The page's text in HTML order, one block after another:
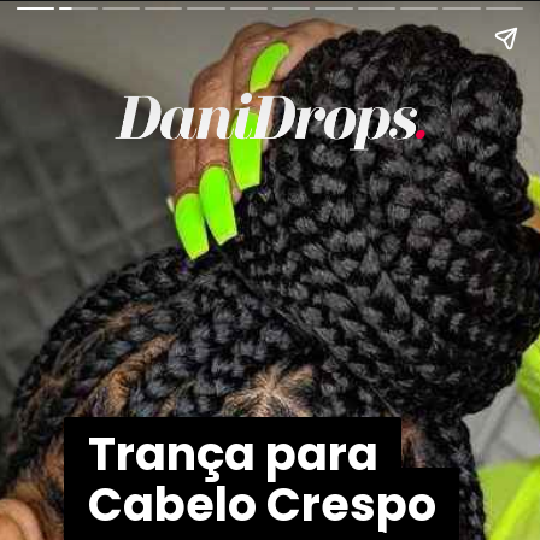
Trança para
Cabelo Crespo
Trança para
Cabelo Crespo